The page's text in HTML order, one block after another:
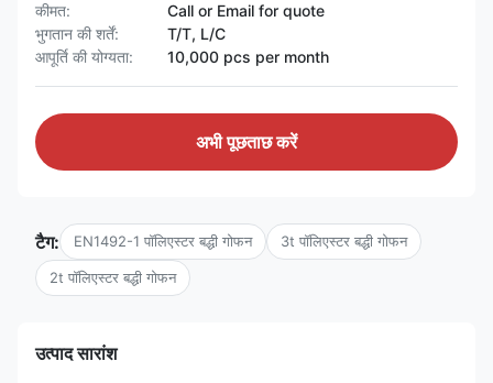
कीमत:
Call or Email for quote
भुगतान की शर्तें:
T/T, L/C
आपूर्ति की योग्यता:
10,000 pcs per month
अभी पूछताछ करें
टैग: EN1492-1 पॉलिएस्टर बद्धी गोफन 3t पॉलिएस्टर बद्धी गोफन
2t पॉलिएस्टर बद्धी गोफन
उत्पाद सारांश